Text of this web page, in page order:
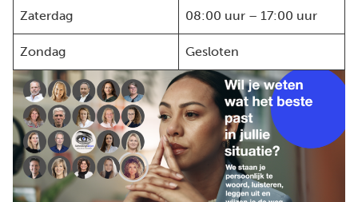
Zaterdag 08:00 uur – 17:00 uur
Zondag Gesloten